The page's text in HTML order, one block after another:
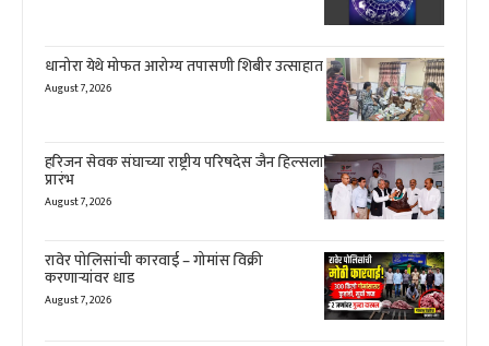
धानोरा येथे मोफत आरोग्य तपासणी शिबीर उत्साहात
August 7, 2026
हरिजन सेवक संघाच्या राष्ट्रीय परिषदेस जैन हिल्सला
प्रारंभ
August 7, 2026
रावेर पोलिसांची कारवाई – गोमांस विक्री
करणाऱ्यांवर धाड
August 7, 2026